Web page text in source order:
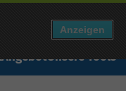
Free Account
AngebotUnsere Tools
Anzeigen